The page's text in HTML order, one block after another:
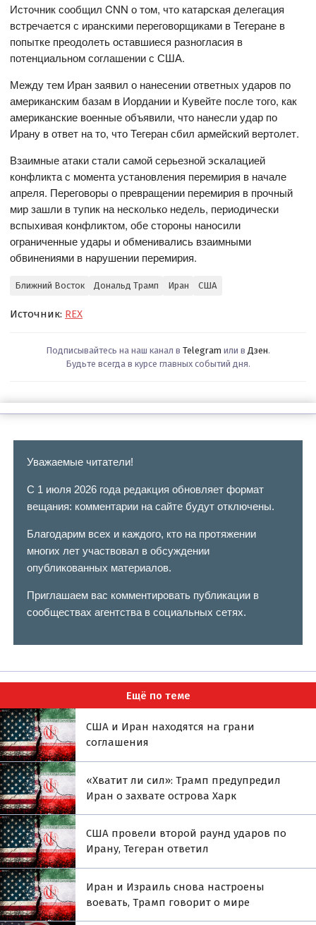
Источник сообщил CNN о том, что катарская делегация
встречается с иранскими переговорщиками в Тегеране в
попытке преодолеть оставшиеся разногласия в
потенциальном соглашении с США.
Между тем Иран заявил о нанесении ответных ударов по
американским базам в Иордании и Кувейте после того, как
американские военные объявили, что нанесли удар по
Ирану в ответ на то, что Тегеран сбил армейский вертолет.
Взаимные атаки стали самой серьезной эскалацией
конфликта с момента установления перемирия в начале
апреля. Переговоры о превращении перемирия в прочный
мир зашли в тупик на несколько недель, периодически
вспыхивая конфликтом, обе стороны наносили
ограниченные удары и обменивались взаимными
обвинениями в нарушении перемирия.
Ближний Восток Дональд Трамп Иран США
Источник: REX
Подписывайтесь на наш канал в Telegram или в Дзен.
Будьте всегда в курсе главных событий дня.
Уважаемые читатели!
С 1 июля 2026 года редакция обновляет формат
вещания: комментарии на сайте будут отключены.
Благодарим всех и каждого, кто на протяжении
многих лет участвовал в обсуждении
опубликованных материалов.
Приглашаем вас комментировать публикации в
сообществах агентства в социальных сетях.
Ещё по теме
США и Иран находятся на грани
соглашения
«Хватит ли сил»: Трамп предупредил
Иран о захвате острова Харк
США провели второй раунд ударов по
Ирану, Тегеран ответил
Иран и Израиль снова настроены
воевать, Трамп говорит о мире